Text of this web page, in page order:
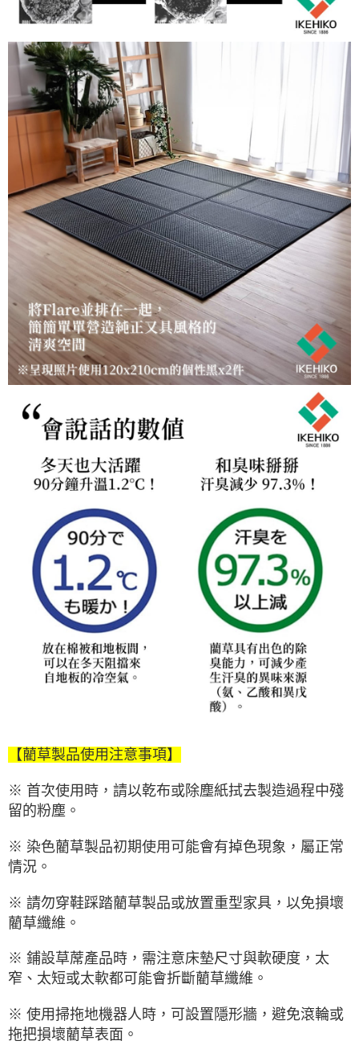
【藺草製品使用注意事項】
※ 首次使用時，請以乾布或除塵紙拭去製造過程中殘
留的粉塵。
※ 染色藺草製品初期使用可能會有掉色現象，屬正常
情況。
※ 請勿穿鞋踩踏藺草製品或放置重型家具，以免損壞
藺草纖維。
※ 鋪設草蓆產品時，需注意床墊尺寸與軟硬度，太
窄、太短或太軟都可能會折斷藺草纖維。
※ 使用掃拖地機器人時，可設置隱形牆，避免滾輪或
拖把損壞藺草表面。